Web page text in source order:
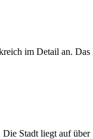
im Detail an.
Stadt liegt auf